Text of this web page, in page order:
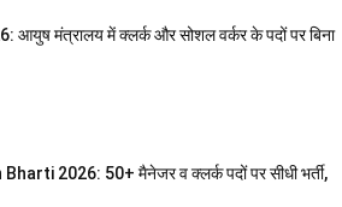
मंत्रालय में क्लर्क और सोशल वर्कर के पदों पर बिना
2026: 50+ मैनेजर व क्लर्क पदों पर सीधी भर्ती,